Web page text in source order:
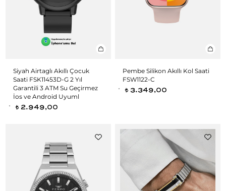
Siyah Airtaglı Akıllı Çocuk
Saati FSK11453D-G 2 Yıl
Garantili 3 ATM Su Geçirmez
İos ve Android Uyuml
t 2.949,00
Pembe Silikon Akıllı Kol Saati
FSW1122-C
t 3.349,00